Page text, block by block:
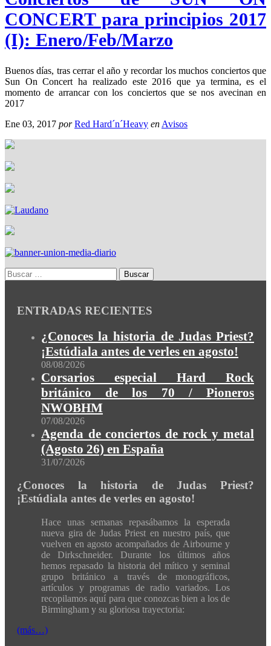
CONCERT para principios 2017
(I): Enero/Feb/Marzo
Buenos días, tras cerrar el año y recordar los muchos conciertos que
Sun On Concert ha realizado este 2016 que ya termina, es el
momento de arrancar con los conciertos que se nos avecinan en
2017
Ene 03, 2017 por Red Hard´n´Heavy en Avisos
ENTRADAS RECIENTES
¿Conoces la historia de Judas Priest?
¡Estúdiala antes de verles en agosto!
08/08/2026
Corsarios especial Hard Rock
británico de los 70 / Pioneros
NWOBHM
07/08/2026
Agenda de conciertos de rock y metal
(Agosto 26) en España
31/07/2026
¿Conoces la historia de Judas Priest?
¡Estúdiala antes de verles en agosto!
Hace unas semanas repasábamos la esperada
nueva gira de Judas Priest en nuestro país, que
vuelven en agosto acompañados de Airbourne y
de Dirkschneider. Durante los últimos años
hemos repasado la historia del mítico y seminal
grupo británico a través de monográficos,
artículos y programas de radio variados. Los
recopilamos aquí para que conozcas bien a los de
Birmingham y su gloriosa trayectoria:
(más…)